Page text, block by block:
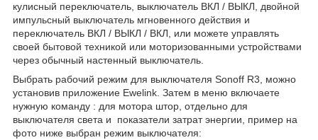
кулисный переключатель, выключатель ВКЛ / ВЫКЛ, двойной
импульсный выключатель мгновенного действия и
переключатель ВКЛ / ВЫКЛ / ВКЛ, или можете управлять
своей бытовой техникой или моторизованными устройствами
через обычный настенный выключатель.
Выбрать рабочий режим для выключателя Sonoff R3, можно
установив приложение Ewelink. Затем в меню включаете
нужную команду : для мотора штор, отдельно для
выключателя света и показатели затрат энергии, пример на
фото ниже выбран режим выключателя: